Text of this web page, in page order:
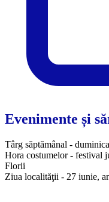
Evenimente și
Târg săptămânal - duminica
Hora costumelor - festival
Florii
Ziua localităţii - 27 iunie,